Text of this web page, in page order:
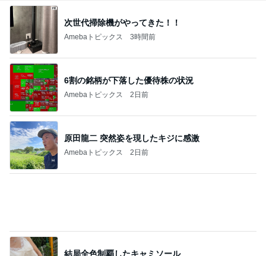
940mlもあるコーヒーショップのL
Amebaトピックス